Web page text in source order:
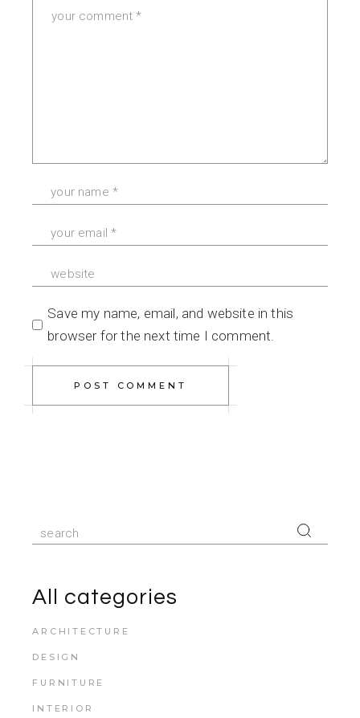
Save my name, email, and website in this
browser for the next time I comment.
POST COMMENT
All categories
ARCHITECTURE
DESIGN
FURNITURE
INTERIOR